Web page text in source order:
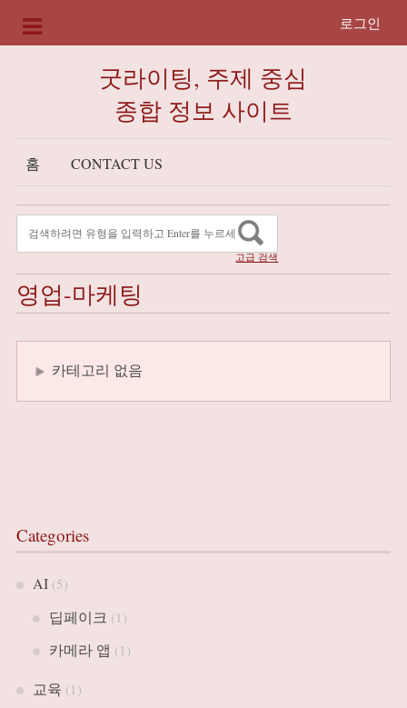
로그인
굿라이팅, 주제 중심
종합 정보 사이트
홈 CONTACT US
고급 검색
영업-마케팅
카테고리 없음
Categories
AI(5)
딥페이크 (1)
카메라 앱 (1)
교육 (1)